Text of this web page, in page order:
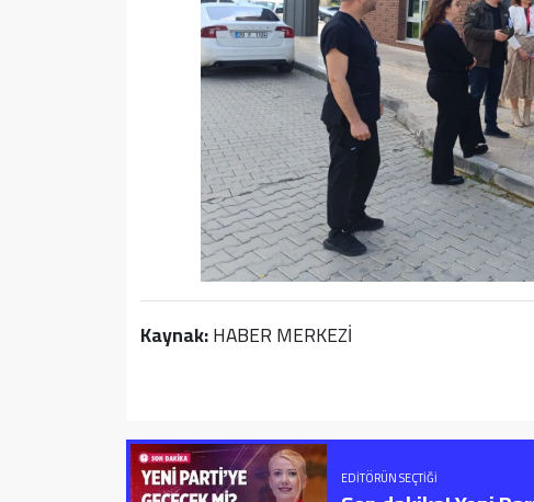
Kaynak:HABER MERKEZİ
EDITÖRÜN SEÇTIĞI